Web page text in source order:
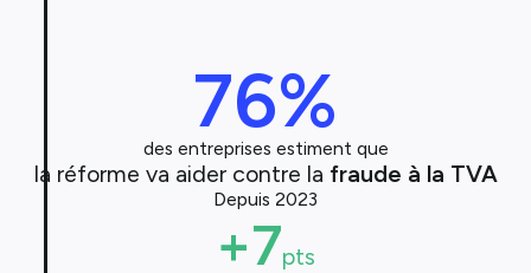
76%
des entreprises estiment que
la réforme va aider contre la fraude à la TVA
Depuis 2023
+7pts